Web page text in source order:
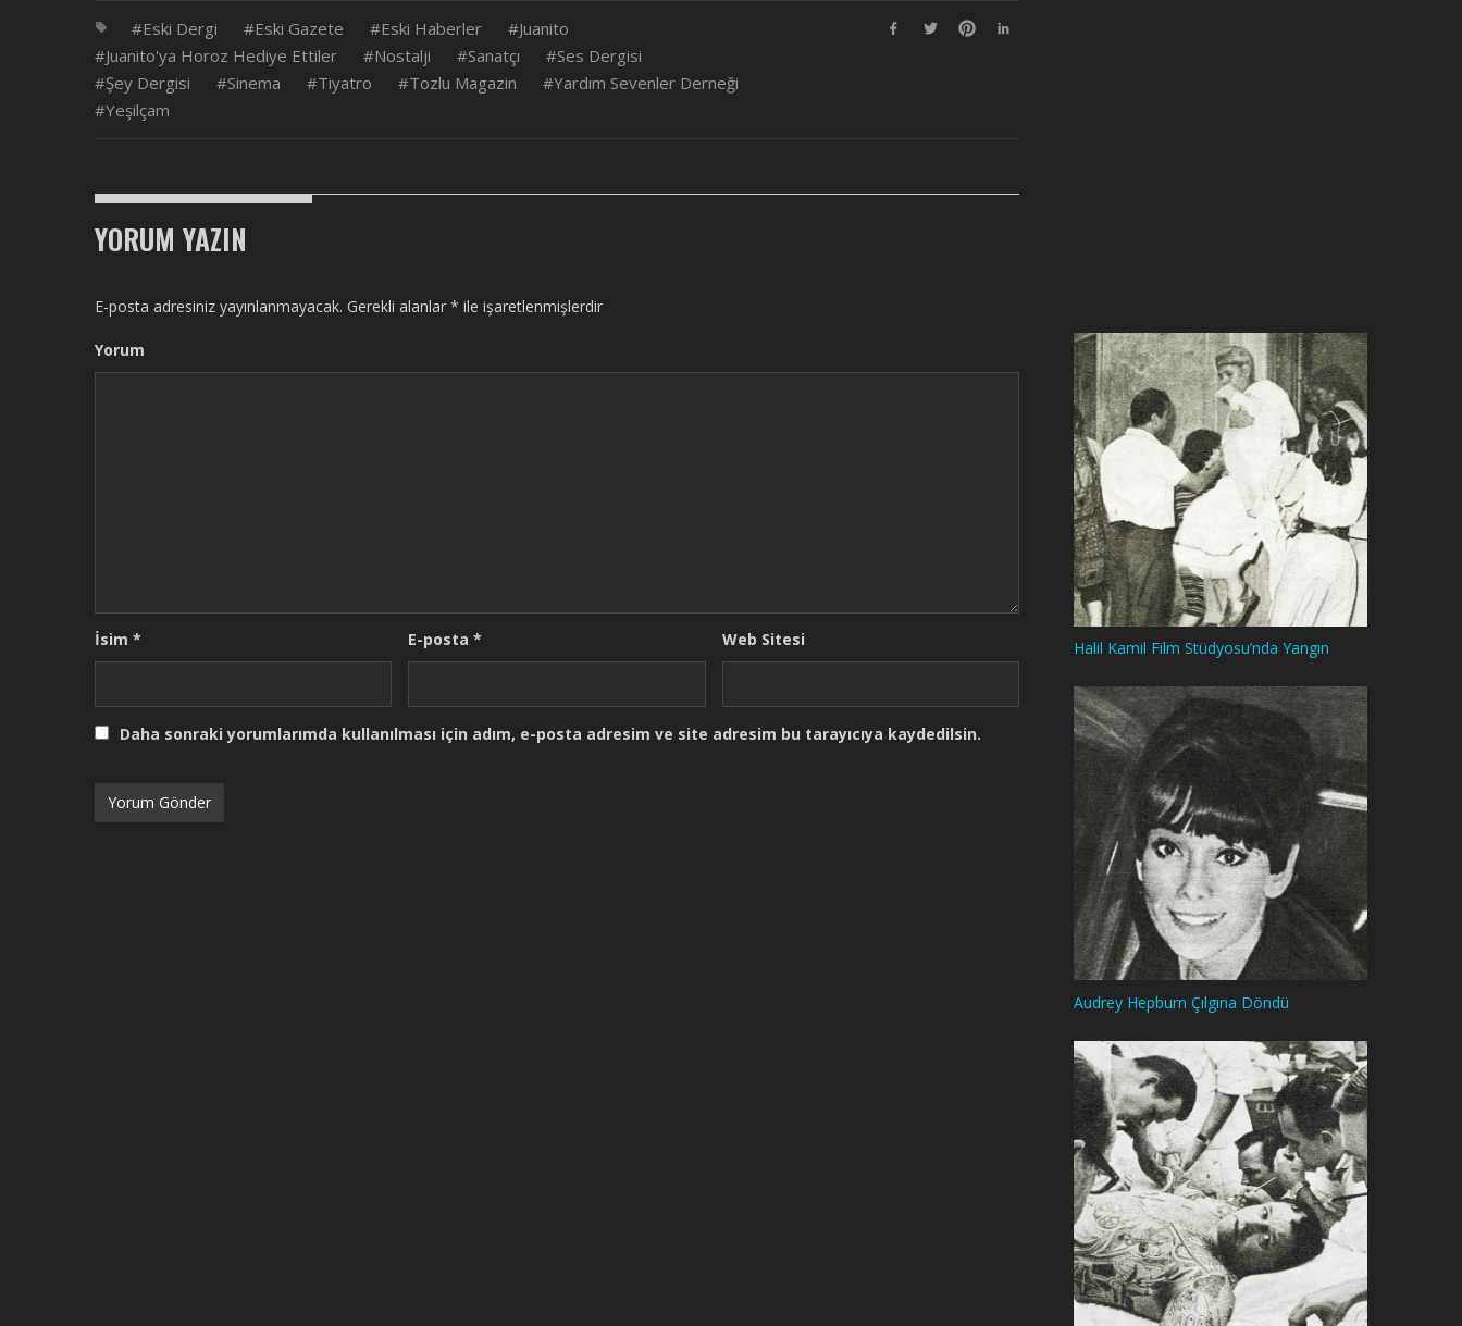
Eski Dergi Eski Gazete Eski Haberler
Juanito
Juanito'ya Horoz Hediye Ettiler
Nostalji Sanatçı
Ses Dergisi
Şey Dergisi
Sinema Tiyatro Tozlu Magazin
Yardım Sevenler Derneği
Yeşilçam
YORUM YAZIN
E-posta adresiniz yayınlanmayacak. Gerekli alanlar * ile işaretlenmişlerdir
Yorum
İsim * E-posta* Web Sitesi
Daha sonraki yorumlarımda kullanılması için adım, e-posta adresim ve site adresim bu tarayıcıya kaydedilsin.
Halil Kamil Film Stüdyosu’nda Yangın
Audrey Hepburn Çılgına Döndü